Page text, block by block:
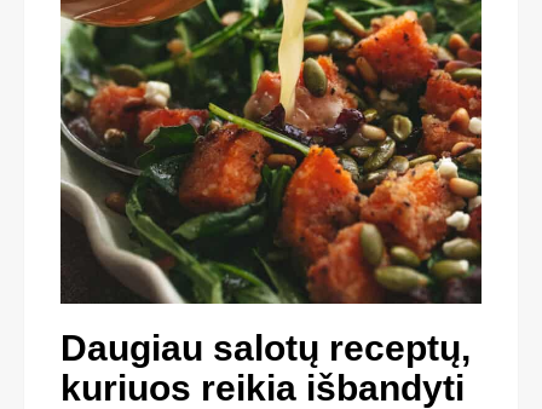
Daugiau salotų receptų,
kuriuos reikia išbandyti